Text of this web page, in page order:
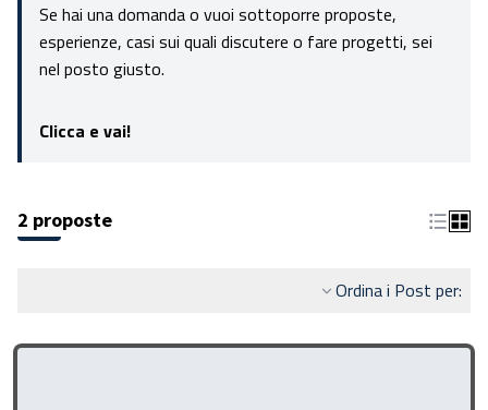
Se hai una domanda o vuoi sottoporre proposte,
esperienze, casi sui quali discutere o fare progetti, sei
nel posto giusto.
Clicca e vai!
2 proposte
Ordina i Post per: